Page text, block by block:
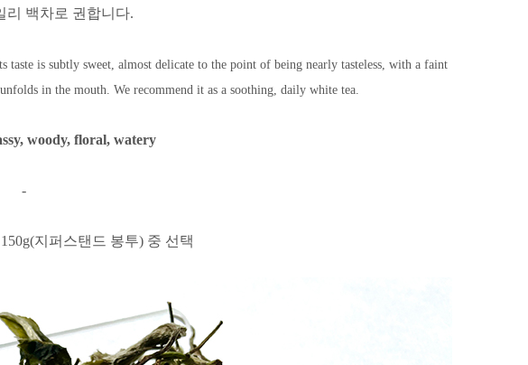
리 백차로 권합니다.
is subtly sweet, almost delicate to the point of being nearly tasteless, with a faint
in the mouth. We recommend it as a soothing, daily white tea.
woody, floral, watery
-
지퍼스탠드 봉투) 중 선택